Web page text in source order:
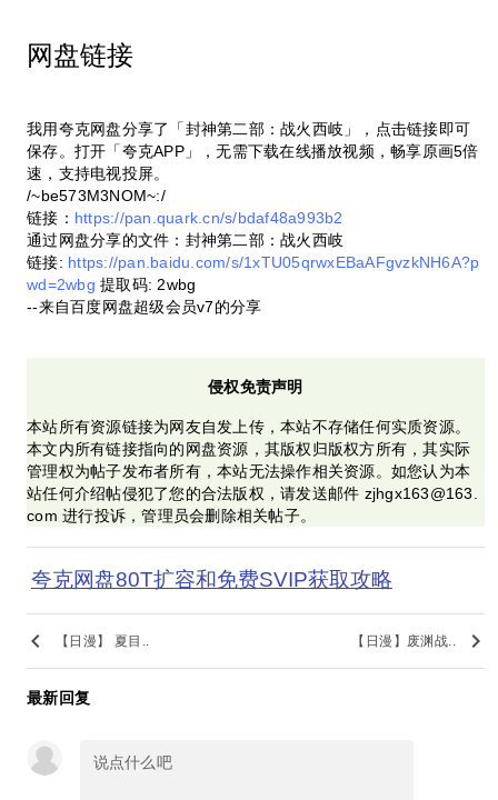
网盘链接
我用夸克网盘分享了「封神第二部：战火西岐」，点击链接即可
保存。打开「夸克APP」，无需下载在线播放视频，畅享原画5倍
速，支持电视投屏。
/~be573M3NOM~:/
链接： https://pan.quark.cn/s/bdaf48a993b2
通过网盘分享的文件：封神第二部：战火西岐
链接: https://pan.baidu.com/s/1xTU05qrwxEBaAFgvzkNH6A?p
wd=2wbg 提取码: 2wbg
--来自百度网盘超级会员v7的分享
侵权免责声明
本站所有资源链接为网友自发上传，本站不存储任何实质资源。
本文内所有链接指向的网盘资源，其版权归版权方所有，其实际
管理权为帖子发布者所有，本站无法操作相关资源。如您认为本
站任何介绍帖侵犯了您的合法版权，请发送邮件 zjhgx163@163.
com 进行投诉，管理员会删除相关帖子。
夸克网盘80T扩容和免费SVIP获取攻略
keyboard_arrow_left 【日漫】 夏目.. 【日漫】废渊战.. keyboard_arrow_right
最新回复